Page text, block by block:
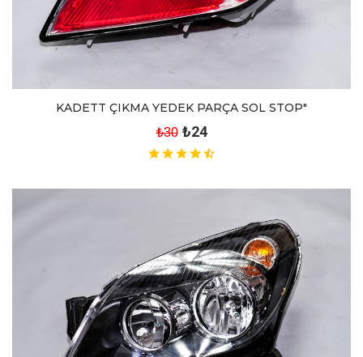
KADETT ÇIKMA YEDEK PARÇA SOL STOP"
₺30 ₺24